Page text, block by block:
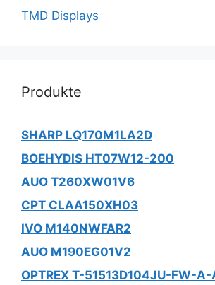
TMD Displays
Produkte
SHARP LQ170M1LA2D
BOEHYDIS HT07W12-200
AUO T260XW01V6
CPT CLAA150XH03
IVO M140NWFAR2
AUO M190EG01V2
OPTREX T-51513D104JU-FW-